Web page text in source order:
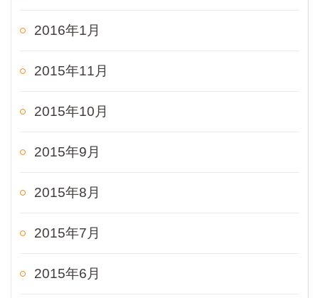
2016年1月
2015年11月
2015年10月
2015年9月
2015年8月
2015年7月
2015年6月